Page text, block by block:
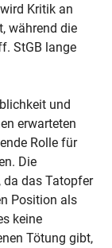
Kritik an
während die
StGB lange
und
erwarteten
Rolle für
Die
da das Tatopfer
Position als
keine
Tötung gibt,